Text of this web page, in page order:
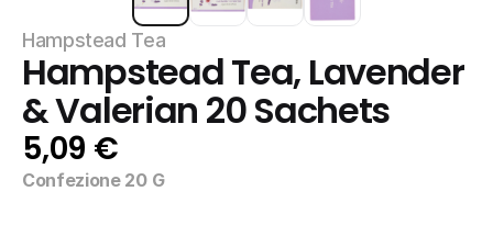
Hampstead Tea
Hampstead Tea, Lavender
& Valerian 20 Sachets
5,09 €
Confezione 20 G